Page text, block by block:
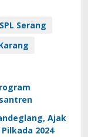
Serang
Ajak
2024